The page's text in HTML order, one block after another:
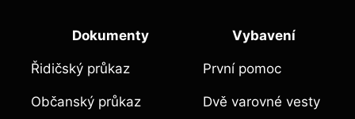
Dokumenty Vybavení
Řidičský průkaz První pomoc
Občanský průkaz Dvě varovné vesty